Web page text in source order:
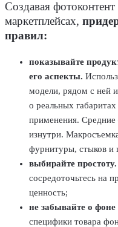
Создавая
маркетплейсах,
правил:
показывайте
его аспекты.
модели, рядом с ней
о реальных
применения. Средние
изнутри.
фурнитуры, стыков и
выбирайте простоту.
сосредоточьтесь на
ценность;
не забывайте о фоне
специфики товара